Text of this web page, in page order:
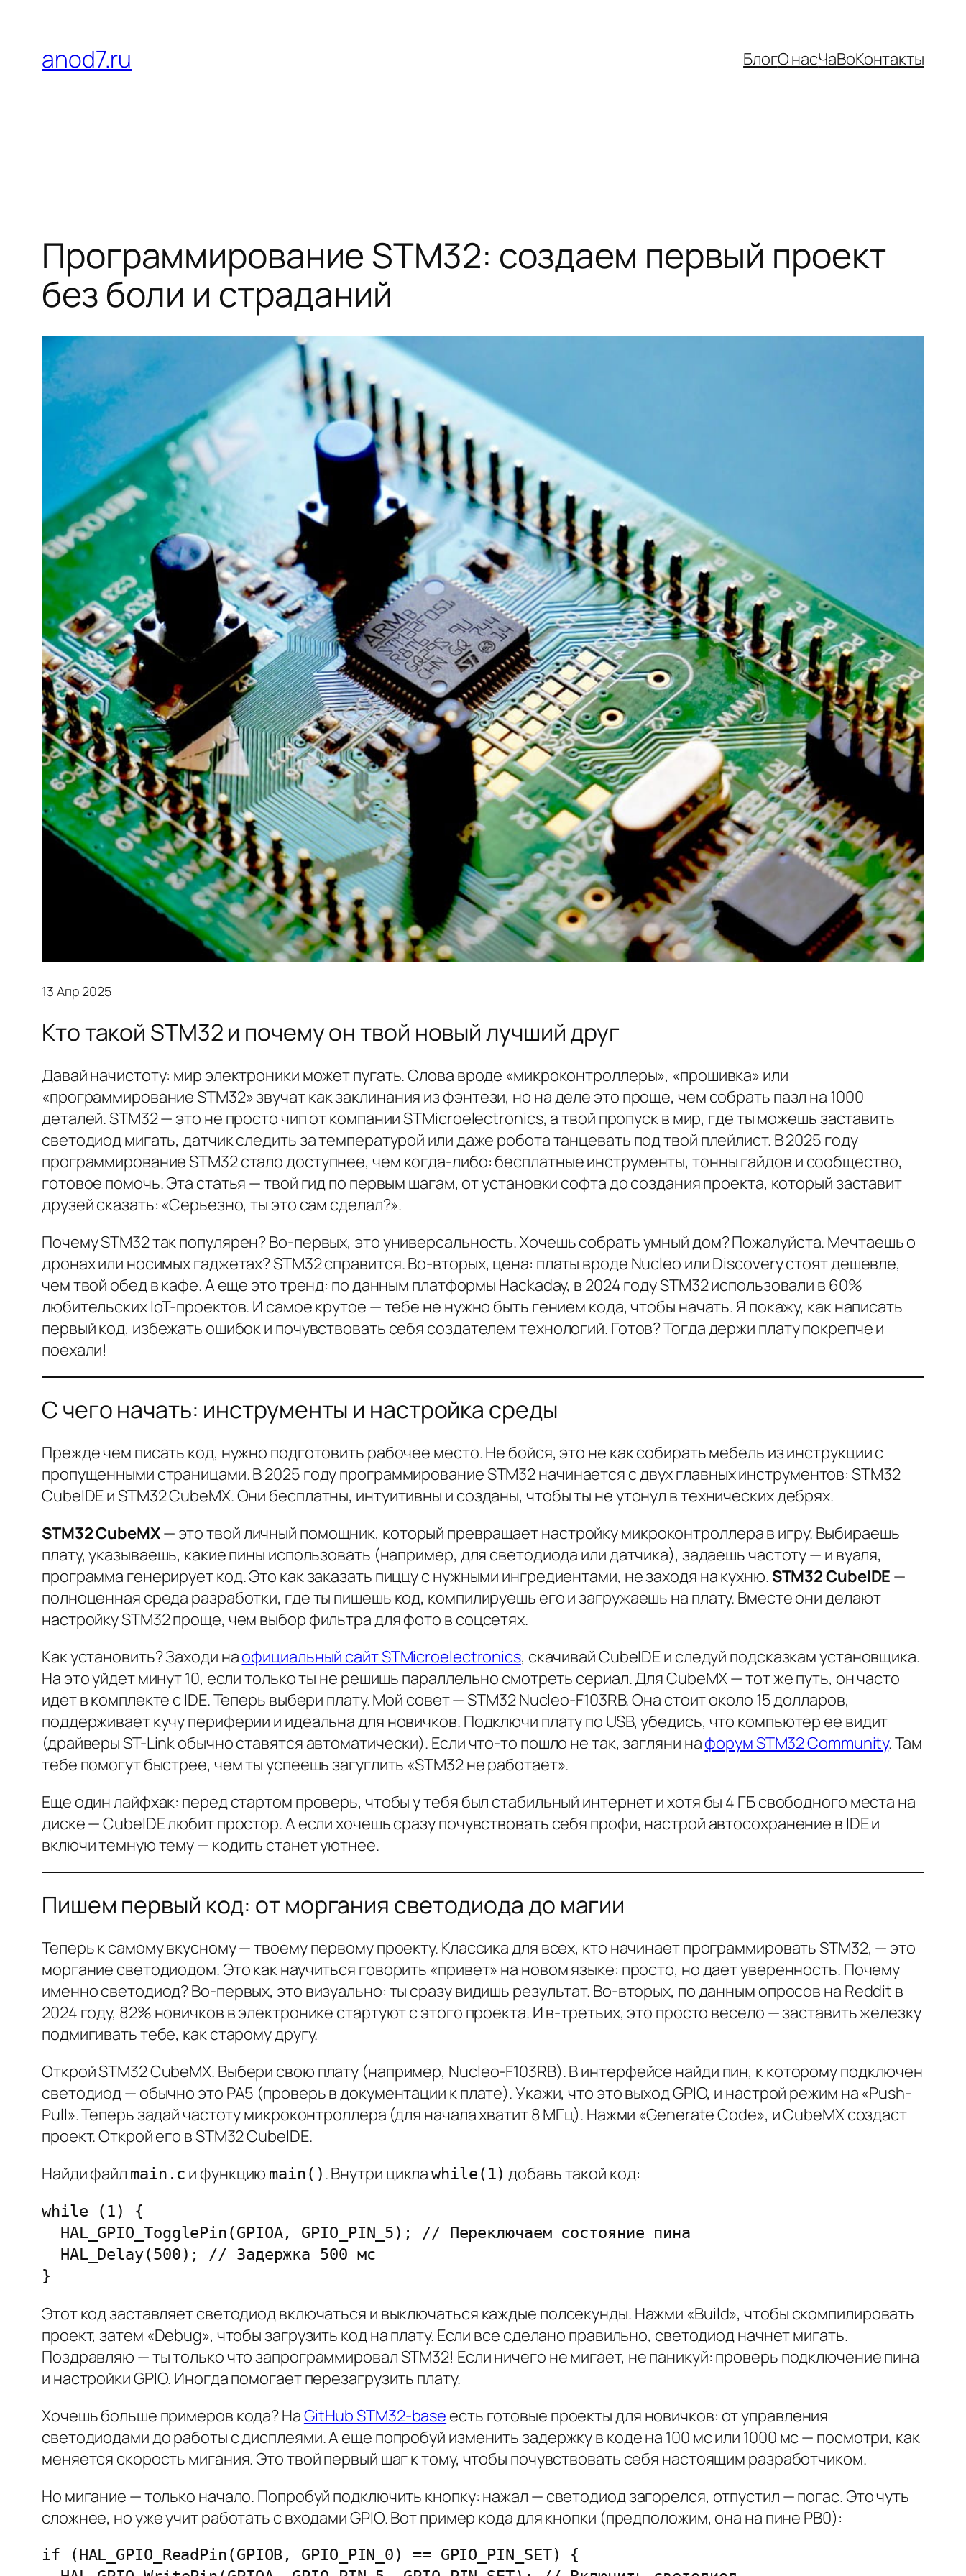
содержимому
anod7.ru БлогО насЧаВоКонтакты
Программирование STM32: создаем первый проект
без боли и страданий
13 Апр 2025
Кто такой STM32 и почему он твой новый лучший друг
Давай начистоту: мир электроники может пугать. Слова вроде «микроконтроллеры», «прошивка» или
«программирование STM32» звучат как заклинания из фэнтези, но на деле это проще, чем собрать пазл на 1000
деталей. STM32 — это не просто чип от компании STMicroelectronics, а твой пропуск в мир, где ты можешь заставить
светодиод мигать, датчик следить за температурой или даже робота танцевать под твой плейлист. В 2025 году
программирование STM32 стало доступнее, чем когда-либо: бесплатные инструменты, тонны гайдов и сообщество,
готовое помочь. Эта статья — твой гид по первым шагам, от установки софта до создания проекта, который заставит
друзей сказать: «Серьезно, ты это сам сделал?».
Почему STM32 так популярен? Во-первых, это универсальность. Хочешь собрать умный дом? Пожалуйста. Мечтаешь о
дронах или носимых гаджетах? STM32 справится. Во-вторых, цена: платы вроде Nucleo или Discovery стоят дешевле,
чем твой обед в кафе. А еще это тренд: по данным платформы Hackaday, в 2024 году STM32 использовали в 60%
любительских IoT-проектов. И самое крутое — тебе не нужно быть гением кода, чтобы начать. Я покажу, как написать
первый код, избежать ошибок и почувствовать себя создателем технологий. Готов? Тогда держи плату покрепче и
поехали!
С чего начать: инструменты и настройка среды
Прежде чем писать код, нужно подготовить рабочее место. Не бойся, это не как собирать мебель из инструкции с
пропущенными страницами. В 2025 году программирование STM32 начинается с двух главных инструментов: STM32
CubeIDE и STM32 CubeMX. Они бесплатны, интуитивны и созданы, чтобы ты не утонул в технических дебрях.
STM32 CubeMX— это твой личный помощник, который превращает настройку микроконтроллера в игру. Выбираешь
плату, указываешь, какие пины использовать (например, для светодиода или датчика), задаешь частоту — и вуаля,
программа генерирует код. Это как заказать пиццу с нужными ингредиентами, не заходя на кухню. STM32 CubeIDE —
полноценная среда разработки, где ты пишешь код, компилируешь его и загружаешь на плату. Вместе они делают
настройку STM32 проще, чем выбор фильтра для фото в соцсетях.
Как установить? Заходи наофициальный сайт STMicroelectronics, скачивай CubeIDE и следуй подсказкам установщика.
На это уйдет минут 10, если только ты не решишь параллельно смотреть сериал. Для CubeMX — тот же путь, он часто
идет в комплекте с IDE. Теперь выбери плату. Мой совет — STM32 Nucleo-F103RB. Она стоит около 15 долларов,
поддерживает кучу периферии и идеальна для новичков. Подключи плату по USB, убедись, что компьютер ее видит
(драйверы ST-Link обычно ставятся автоматически). Если что-то пошло не так, загляни нафорум STM32 Community. Там
тебе помогут быстрее, чем ты успеешь загуглить «STM32 не работает».
Еще один лайфхак: перед стартом проверь, чтобы у тебя был стабильный интернет и хотя бы 4 ГБ свободного места на
диске — CubeIDE любит простор. А если хочешь сразу почувствовать себя профи, настрой автосохранение в IDE и
включи темную тему — кодить станет уютнее.
Пишем первый код: от моргания светодиода до магии
Теперь к самому вкусному — твоему первому проекту. Классика для всех, кто начинает программировать STM32, — это
моргание светодиодом. Это как научиться говорить «привет» на новом языке: просто, но дает уверенность. Почему
именно светодиод? Во-первых, это визуально: ты сразу видишь результат. Во-вторых, по данным опросов на Reddit в
2024 году, 82% новичков в электронике стартуют с этого проекта. И в-третьих, это просто весело — заставить железку
подмигивать тебе, как старому другу.
Открой STM32 CubeMX. Выбери свою плату (например, Nucleo-F103RB). В интерфейсе найди пин, к которому подключен
светодиод — обычно это PA5 (проверь в документации к плате). Укажи, что это выход GPIO, и настрой режим на «Push-
Pull». Теперь задай частоту микроконтроллера (для начала хватит 8 МГц). Нажми «Generate Code», и CubeMX создаст
проект. Открой его в STM32 CubeIDE.
Найди файл main.c и функцию main() . Внутри циклаwhile(1) добавь такой код:
while (1) {
}
Этот код заставляет светодиод включаться и выключаться каждые полсекунды. Нажми «Build», чтобы скомпилировать
проект, затем «Debug», чтобы загрузить код на плату. Если все сделано правильно, светодиод начнет мигать.
Поздравляю — ты только что запрограммировал STM32! Если ничего не мигает, не паникуй: проверь подключение пина
и настройки GPIO. Иногда помогает перезагрузить плату.
Хочешь больше примеров кода? НаGitHub STM32-base есть готовые проекты для новичков: от управления
светодиодами до работы с дисплеями. А еще попробуй изменить задержку в коде на 100 мс или 1000 мс — посмотри, как
меняется скорость мигания. Это твой первый шаг к тому, чтобы почувствовать себя настоящим разработчиком.
Но мигание — только начало. Попробуй подключить кнопку: нажал — светодиод загорелся, отпустил — погас. Это чуть
сложнее, но уже учит работать с входами GPIO. Вот пример кода для кнопки (предположим, она на пине PB0):
if (HAL_GPIO_ReadPin(GPIOB, GPIO_PIN_0) == GPIO_PIN_SET) {